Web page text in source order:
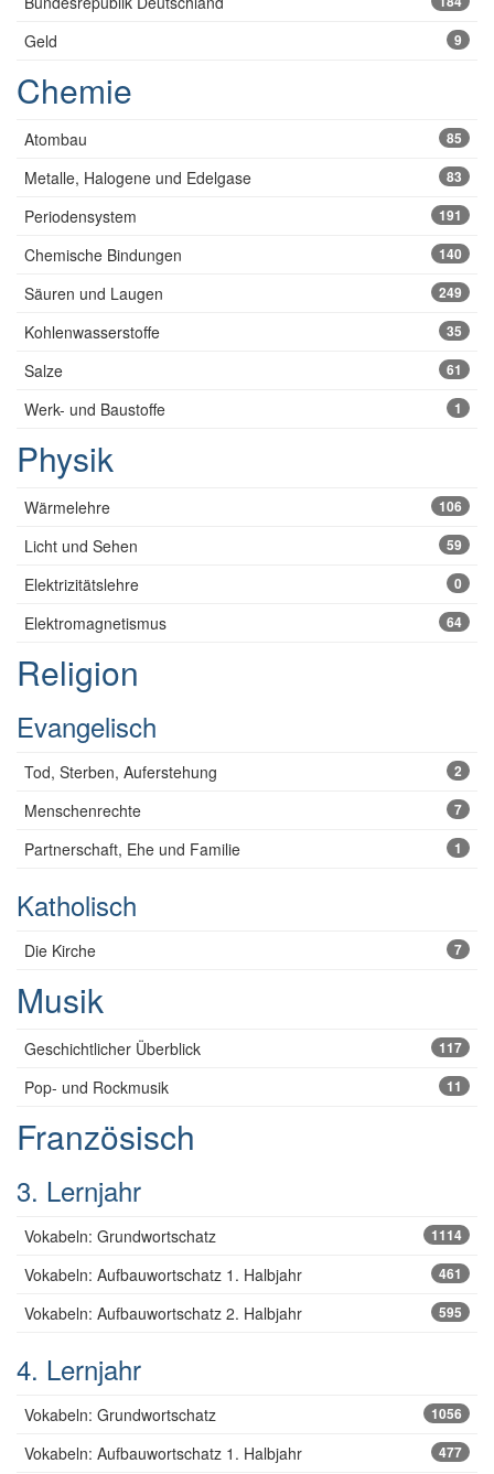
Geld 9
Chemie
Atombau 85
Metalle, Halogene und Edelgase 83
Periodensystem 191
Chemische Bindungen 140
Säuren und Laugen 249
Kohlenwasserstoffe 35
Salze 61
Werk- und Baustoffe 1
Physik
Wärmelehre 106
Licht und Sehen 59
Elektrizitätslehre 0
Elektromagnetismus 64
Religion
Evangelisch
Tod, Sterben, Auferstehung 2
Menschenrechte 7
Partnerschaft, Ehe und Familie 1
Katholisch
Die Kirche 7
Musik
Geschichtlicher Überblick 117
Pop- und Rockmusik 11
Französisch
3. Lernjahr
Vokabeln: Grundwortschatz 1114
Vokabeln: Aufbauwortschatz 1. Halbjahr 461
Vokabeln: Aufbauwortschatz 2. Halbjahr 595
4. Lernjahr
Vokabeln: Grundwortschatz 1056
Vokabeln: Aufbauwortschatz 1. Halbjahr 477